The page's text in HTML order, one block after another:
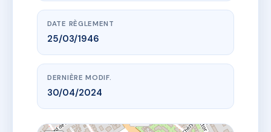
DATE RÈGLEMENT
25/03/1946
DERNIÈRE MODIF.
30/04/2024